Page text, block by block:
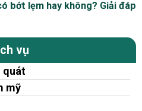
bớt lẹm hay không? Giải đáp
vụ
quát
mỹ